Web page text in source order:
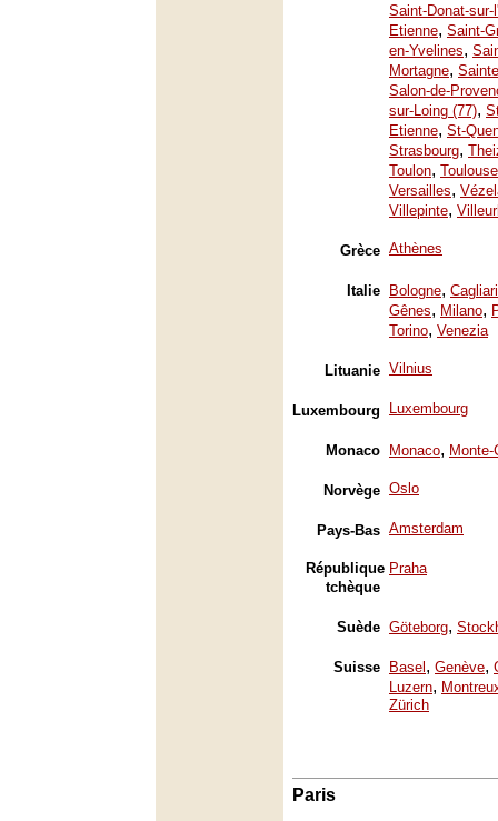
Saint-Donat-sur-
Etienne, Saint-
en-Yvelines,
Mortagne,
Salon-de-
sur-Loing (77),
Etienne, St-
Strasbourg,
Toulon, Toulouse
Versailles,
Villepinte,
Grèce Athènes
Italie Bologne, Cagliari
Gênes, Milano,
Torino, Venezia
Lituanie Vilnius
Luxembourg Luxembourg
Monaco Monaco, Monte-
Norvège Oslo
Pays-Bas Amsterdam
République
tchèque
Praha
Suède Göteborg,
Suisse Basel , Genève,
Luzern,
Zürich
Paris